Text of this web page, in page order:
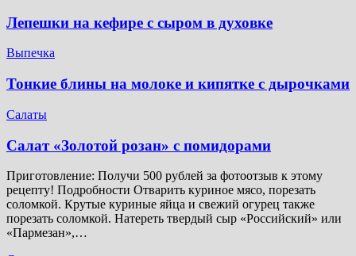
Лепешки на кефире с сыром в духовке
Выпечка
Тонкие блины на молоке и кипятке с дырочками
Салаты
Салат «Золотой розан» с помидорами
Приготовление: Получи 500 рублей за фотоотзыв к этому
рецепту! Подробности Отварить куриное мясо, порезать
соломкой. Крутые куриные яйца и свежий огурец также
порезать соломкой. Натереть твердый сыр «Российский» или
«Пармезан»,…